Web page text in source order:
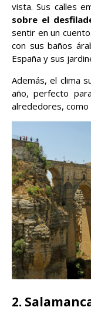
vista. Sus calles
sobre el
sentir en un
con sus baños
España y sus
Además, el clima
año, perfecto
alrededores, como
2.